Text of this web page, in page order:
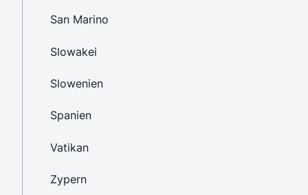
San Marino
Slowakei
Slowenien
Spanien
Vatikan
Zypern